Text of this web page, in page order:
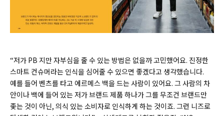
“저가 PB 지만 자부심을 줄 수 있는 방법은 없을까 고민했어요. 진정한
스마트 컨슈머라는 인식을 심어줄 수 있으면 좋겠다고 생각했습니다.
예를 들어 벤츠를 타고 에르메스 백을 드는 사람이 있어요. 그 사람의 차
안이나 백에 들어 있는 저가 브랜드 제품 하나가 그를 무조건 브랜드만
좇는 것이 아닌, 의식 있는 소비자로 인식하게 하는 것이죠. 그런 니즈로